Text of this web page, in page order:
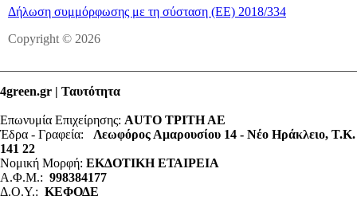
Δήλωση συμμόρφωσης με τη σύσταση (ΕΕ) 2018/334
Copyright © 2026
4green.gr | Ταυτότητα
Επωνυμία Επιχείρησης: AUTO ΤΡΙΤΗ ΑΕ
Έδρα - Γραφεία: Λεωφόρος Αμαρουσίου 14 - Νέο Ηράκλειο, Τ.Κ.
141 22
Νομική Μορφή: ΕΚΔΟΤΙΚΗ ΕΤΑΙΡΕΙΑ
Α.Φ.Μ.: 998384177
Δ.Ο.Υ.: ΚΕΦΟΔΕ